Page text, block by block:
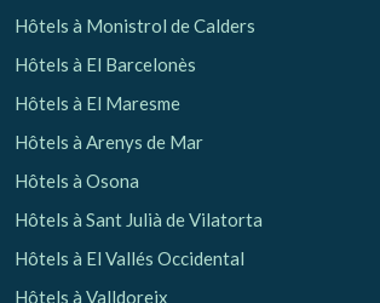
Vérifier le code de réservation
Hôtels à Monistrol de Calders
Hôtels à El Barcelonès
Hôtels à El Maresme
Hôtels à Arenys de Mar
Hôtels à Osona
Hôtels à Sant Julià de Vilatorta
Hôtels à El Vallés Occidental
Hôtels à Valldoreix